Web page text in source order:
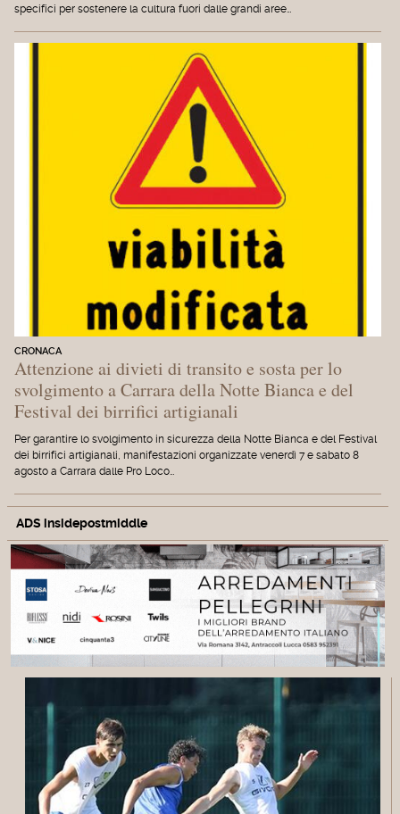
specifici per sostenere la cultura fuori dalle grandi aree…
CRONACA
Attenzione ai divieti di transito e sosta per lo
svolgimento a Carrara della Notte Bianca e del
Festival dei birrifici artigianali
Per garantire lo svolgimento in sicurezza della Notte Bianca e del Festival
dei birrifici artigianali, manifestazioni organizzate venerdì 7 e sabato 8
agosto a Carrara dalle Pro Loco…
ADS insidepostmiddle